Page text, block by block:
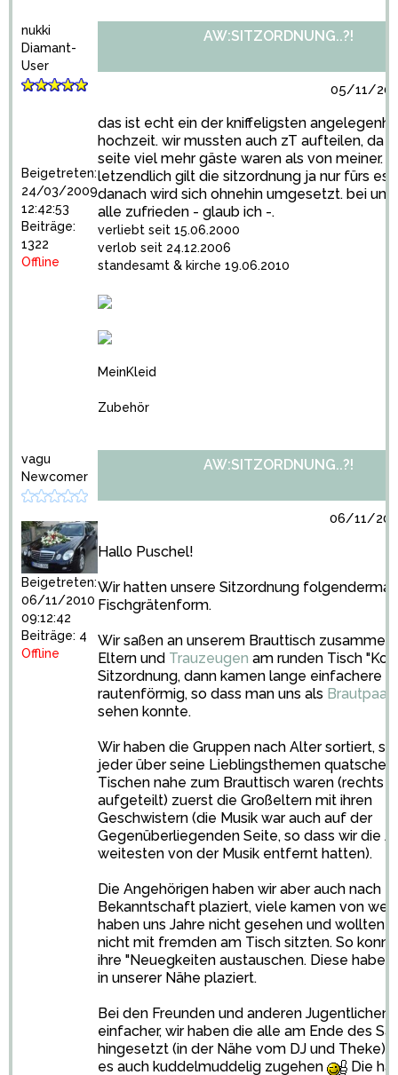
nukki
Diamant-
User
Beigetreten:
24/03/2009
12:42:53
Beiträge:
1322
Offline
AW:SITZORDNUNG..?!
05/11/
das ist echt ein der kniffeligsten
hochzeit. wir mussten auch zT aufteilen, da
seite viel mehr gäste waren als von meiner.
letzendlich gilt die sitzordnung ja nur fürs
danach wird sich ohnehin umgesetzt. bei uns
alle zufrieden - glaub ich -.
verliebt seit 15.06.2000
verlob seit 24.12.2006
standesamt & kirche 19.06.2010
MeinKleid
Zubehör
vagu
Newcomer
Beigetreten:
06/11/2010
09:12:42
Beiträge: 4
Offline
AW:SITZORDNUNG..?!
06/11/
Hallo Puschel!
Wir hatten unsere Sitzordnung
Fischgrätenform.
Wir saßen an unserem Brauttisch zusammen
Eltern und Trauzeugen am runden Tisch
Sitzordnung, dann kamen lange einfachere
rautenförmig, so dass man uns als Brautpaar
sehen konnte.
Wir haben die Gruppen nach Alter sortiert,
jeder über seine Lieblingsthemen
Tischen nahe zum Brauttisch waren (rechts
aufgeteilt) zuerst die Großeltern mit ihren
Geschwistern (die Musik war auch auf der
Gegenüberliegenden Seite, so dass wir die
weitesten von der Musik entfernt hatten).
Die Angehörigen haben wir aber auch nach
Bekanntschaft plaziert, viele kamen von weit
haben uns Jahre nicht gesehen und wollten
nicht mit fremden am Tisch sitzten. So
ihre "Neuegkeiten austauschen. Diese haben
in unserer Nähe plaziert.
Bei den Freunden und anderen Jugentlichen
einfacher, wir haben die alle am Ende des
hingesetzt (in der Nähe vom DJ und Theke),
es auch kuddelmuddelig zugehen
Die